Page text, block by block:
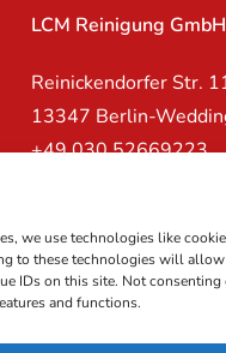
we use technologies like
to these technologies will
IDs on this site. Not
and functions.
LCM Reinigung GmbH
Reinickendorfer Str.
13347 Berlin-
+49 030 52669223
⚠️ (Bitte kontaktiert
Jobfragen über